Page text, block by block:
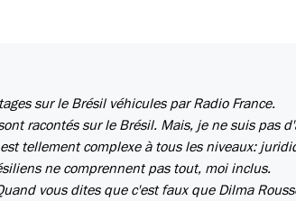
sur le Brésil véhicules par Radio France.
racontés sur le Brésil. Mais, je ne suis pas
tellement complexe à tous les niveaux:
ne comprennent pas tout, moi inclus.
vous dites que c'est faux que Dilma